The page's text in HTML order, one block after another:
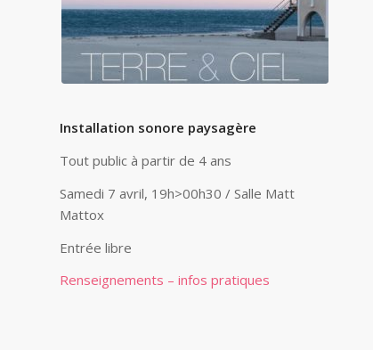
Installation sonore paysagère
Tout public à partir de 4 ans
Samedi 7 avril, 19h>00h30 / Salle Matt
Mattox
Entrée libre
Renseignements – infos pratiques